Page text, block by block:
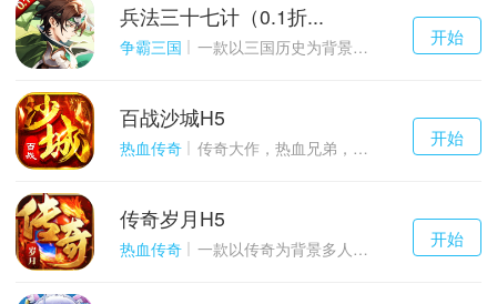
千百度h5
游戏
开始
兵法三十七计（0.1折...
争霸三国 一款以三国历史为背景的卡牌策略游戏
千百度h5
游戏
开始
百战沙城H5
热血传奇 传奇大作，热血兄弟，血战沙城！
千百度h5
游戏
开始
传奇岁月H5
热血传奇 一款以传奇为背景多人在线的ARPG大作